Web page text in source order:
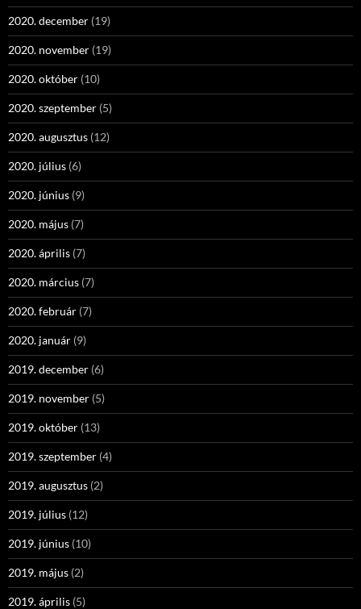
2020. december (19)
2020. november (19)
2020. október (10)
2020. szeptember (5)
2020. augusztus (12)
2020. július (6)
2020. június (9)
2020. május (7)
2020. április (7)
2020. március (7)
2020. február (7)
2020. január (9)
2019. december (6)
2019. november (5)
2019. október (13)
2019. szeptember (4)
2019. augusztus (2)
2019. július (12)
2019. június (10)
2019. május (2)
2019. április (5)